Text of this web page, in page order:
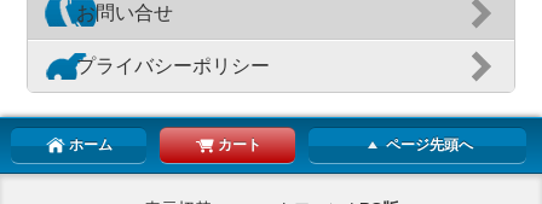
お問い合せ
プライバシーポリシー
ホーム カート ページ先頭へ